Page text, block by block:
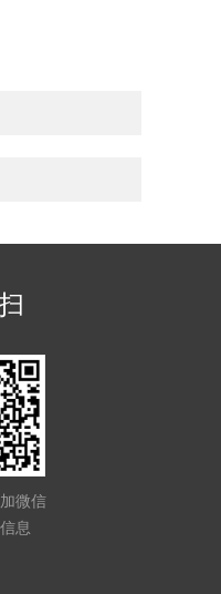
微信
息